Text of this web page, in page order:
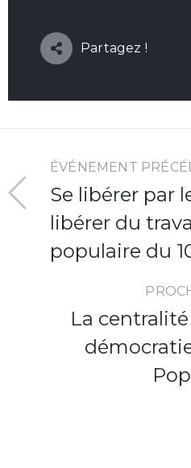
Partagez !
ÉVÉNEMENT
Se libérer par
libérer du
populaire du
La